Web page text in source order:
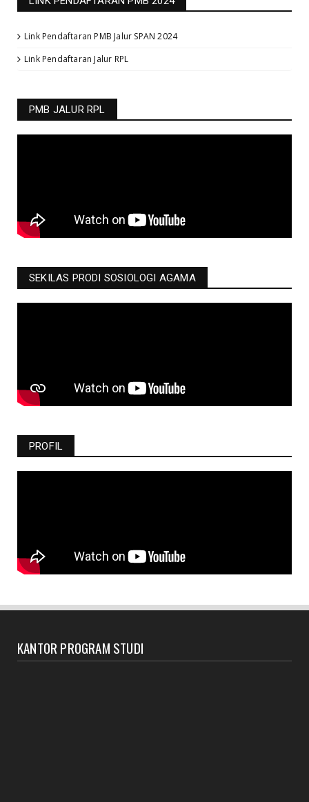
Link Pendaftaran PMB Jalur SPAN 2024
Link Pendaftaran Jalur RPL
PMB JALUR RPL
SEKILAS PRODI SOSIOLOGI AGAMA
PROFIL
KANTOR PROGRAM STUDI